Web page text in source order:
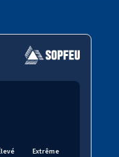
Extrême